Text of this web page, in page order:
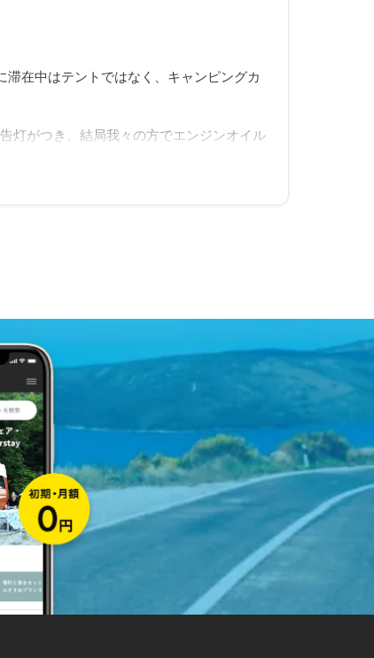
在中はテントではなく、キャンピングカ
灯がつき、結局我々の方でエンジンオイル
に不安が生じました。貸し出す前にレンタ
していただくべきだと思います。